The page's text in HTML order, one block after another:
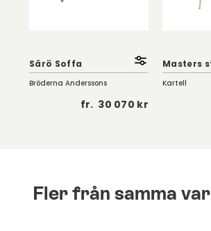
Särö Soffa
Bröderna Anderssons
fr. 30 070 kr
Masters
Kartell
Fler från samma